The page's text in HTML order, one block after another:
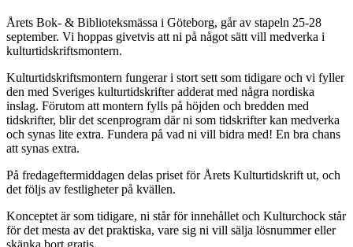
Årets Bok- & Biblioteksmässa i Göteborg, går av stapeln 25-28
september. Vi hoppas givetvis att ni på något sätt vill medverka i
kulturtidskriftsmontern.
Kulturtidskriftsmontern fungerar i stort sett som tidigare och vi fyller
den med Sveriges kulturtidskrifter adderat med några nordiska
inslag. Förutom att montern fylls på höjden och bredden med
tidskrifter, blir det scenprogram där ni som tidskrifter kan medverka
och synas lite extra. Fundera på vad ni vill bidra med! En bra chans
att synas extra.
På fredageftermiddagen delas priset för Årets Kulturtidskrift ut, och
det följs av festligheter på kvällen.
Konceptet är som tidigare, ni står för innehållet och Kulturchock står
för det mesta av det praktiska, vare sig ni vill sälja lösnummer eller
skänka bort gratis.